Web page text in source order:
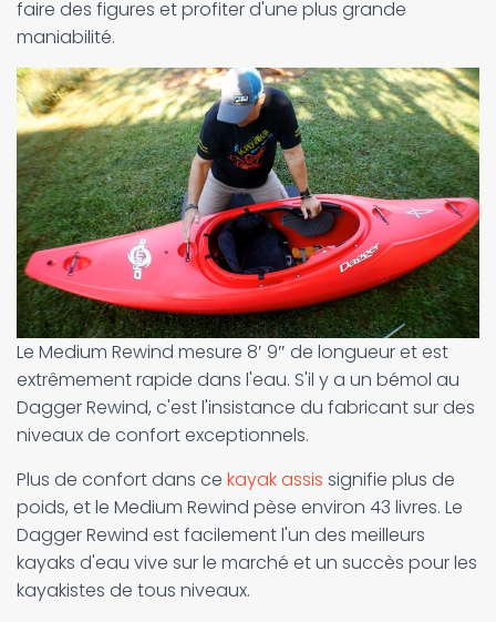
faire des figures et profiter d'une plus grande
maniabilité.
Le Medium Rewind mesure 8′ 9″ de longueur et est
extrêmement rapide dans l'eau. S'il y a un bémol au
Dagger Rewind, c'est l'insistance du fabricant sur des
niveaux de confort exceptionnels.
Plus de confort dans ce kayak assis signifie plus de
poids, et le Medium Rewind pèse environ 43 livres. Le
Dagger Rewind est facilement l'un des meilleurs
kayaks d'eau vive sur le marché et un succès pour les
kayakistes de tous niveaux.